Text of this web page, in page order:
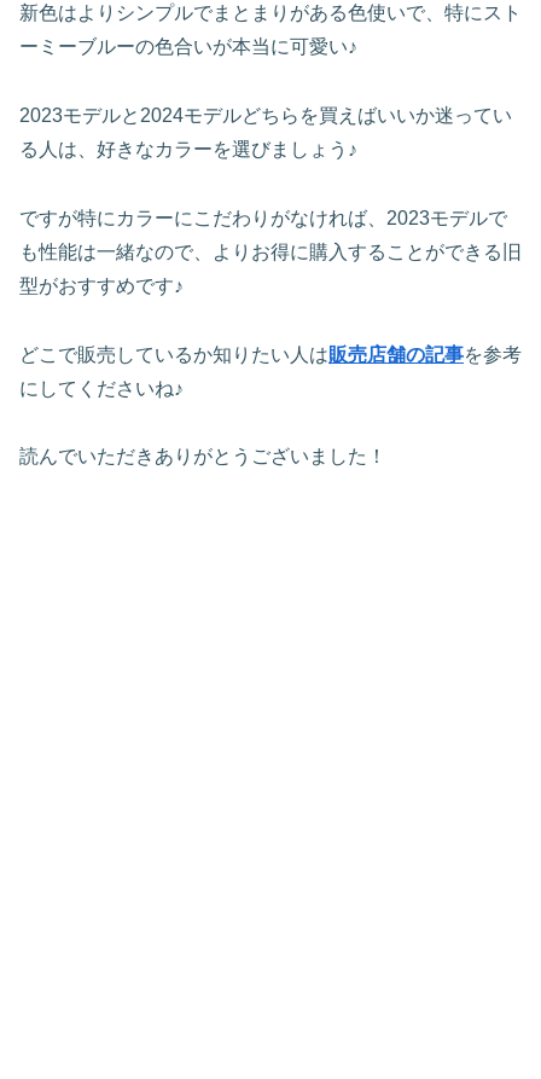
新色はよりシンプルでまとまりがある色使いで、特にスト
ーミーブルーの色合いが本当に可愛い♪
2023モデルと2024モデルどちらを買えばいいか迷ってい
る人は、好きなカラーを選びましょう♪
ですが特にカラーにこだわりがなければ、2023モデルで
も性能は一緒なので、よりお得に購入することができる旧
型がおすすめです♪
どこで販売しているか知りたい人は販売店舗の記事を参考
にしてくださいね♪
読んでいただきありがとうございました！